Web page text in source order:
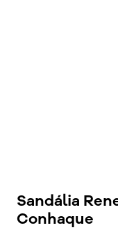
Sandália
Conhaque